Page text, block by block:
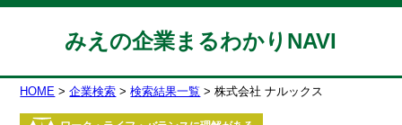
みえの企業まるわかりNAVI
HOME 企業検索 検索結果一覧 株式会社 ナルックス